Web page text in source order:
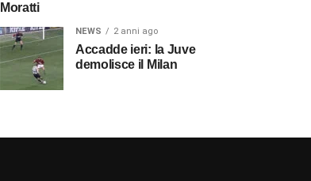
Moratti
NEWS 2 anni ago
Accadde ieri: la Juve
demolisce il Milan